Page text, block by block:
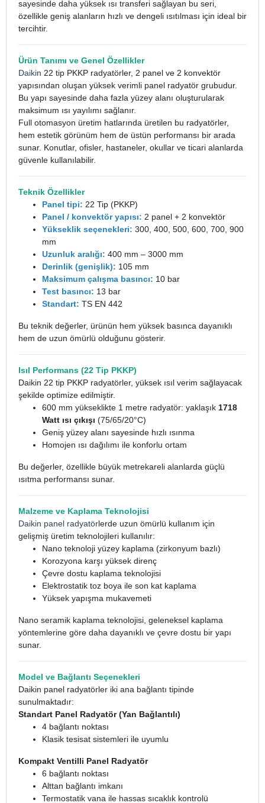
sayesinde daha yüksek ısı transferi sağlayan bu seri,
özellikle geniş alanların hızlı ve dengeli ısıtılması için ideal bir
tercihtir.
Ürün Tanımı ve Genel Özellikler
Daikin 22 tip PKKP radyatörler, 2 panel ve 2 konvektör
yapısından oluşan yüksek verimli panel radyatör grubudur.
Bu yapı sayesinde daha fazla yüzey alanı oluşturularak
maksimum ısı yayılımı sağlanır.
Full otomasyon üretim hatlarında üretilen bu radyatörler,
hem estetik görünüm hem de üstün performansı bir arada
sunar. Konutlar, ofisler, hastaneler, okullar ve ticari alanlarda
güvenle kullanılabilir.
Teknik Özellikler
Panel tipi: 22 Tip (PKKP)
Panel / konvektör yapısı: 2 panel + 2 konvektör
Yükseklik seçenekleri: 300, 400, 500, 600, 700, 900
mm
Uzunluk aralığı: 400 mm – 3000 mm
Derinlik (genişlik): 105 mm
Maksimum çalışma basıncı: 10 bar
Test basıncı: 13 bar
Standart: TS EN 442
Bu teknik değerler, ürünün hem yüksek basınca dayanıklı
hem de uzun ömürlü olduğunu gösterir.
Isıl Performans (22 Tip PKKP)
Daikin 22 tip PKKP radyatörler, yüksek ısıl verim sağlayacak
şekilde optimize edilmiştir.
600 mm yükseklikte 1 metre radyatör: yaklaşık 1718
Watt ısı çıkışı (75/65/20°C)
Geniş yüzey alanı sayesinde hızlı ısınma
Homojen ısı dağılımı ile konforlu ortam
Bu değerler, özellikle büyük metrekareli alanlarda güçlü
ısıtma performansı sunar.
Malzeme ve Kaplama Teknolojisi
Daikin panel radyatörlerde uzun ömürlü kullanım için
gelişmiş üretim teknolojileri kullanılır:
Nano teknoloji yüzey kaplama (zirkonyum bazlı)
Korozyona karşı yüksek direnç
Çevre dostu kaplama teknolojisi
Elektrostatik toz boya ile son kat kaplama
Yüksek yapışma mukavemeti
Nano seramik kaplama teknolojisi, geleneksel kaplama
yöntemlerine göre daha dayanıklı ve çevre dostu bir yapı
sunar.
Model ve Bağlantı Seçenekleri
Daikin panel radyatörler iki ana bağlantı tipinde
sunulmaktadır:
Standart Panel Radyatör (Yan Bağlantılı)
4 bağlantı noktası
Klasik tesisat sistemleri ile uyumlu
Kompakt Ventilli Panel Radyatör
6 bağlantı noktası
Alttan bağlantı imkanı
Termostatik vana ile hassas sıcaklık kontrolü